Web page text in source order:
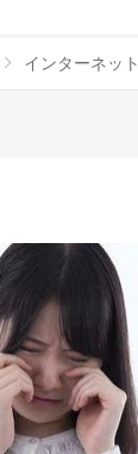
インターネット